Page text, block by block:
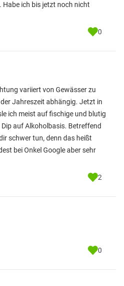
Habe ich bis jetzt noch nicht
0
variiert von Gewässer zu
Jahreszeit abhängig. Jetzt in
ich meist auf fischige und blutig
auf Alkoholbasis. Betreffend
schwer tun, denn das heißt
bei Onkel Google aber sehr
2
0